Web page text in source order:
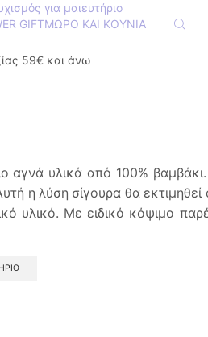
για μαιευτήριο
GIFTΜΩΡΟ ΚΑΙ ΚΟΥΝΙΑ
59€ και άνω
αγνά υλικά από 100%
η λύση σίγουρα θα
υλικό. Με ειδικό κόψιμο